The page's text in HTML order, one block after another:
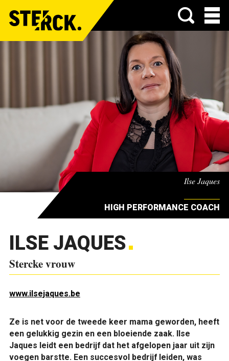
Menu
Ilse Jaques
HIGH PERFORMANCE COACH
ILSE JAQUES
Stercke vrouw
www.ilsejaques.be
Ze is net voor de tweede keer mama geworden, heeft
een gelukkig gezin en een bloeiende zaak. Ilse
Jaques leidt een bedrijf dat het afgelopen jaar uit zijn
voegen barstte. Een succesvol bedrijf leiden, was